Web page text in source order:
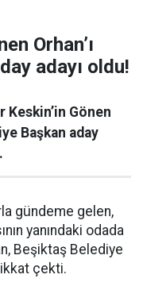
Orhan’ı
adayı oldu!
Keskin’in Gönen
Başkan aday
gündeme gelen,
yanındaki odada
Beşiktaş Belediye
çekti.